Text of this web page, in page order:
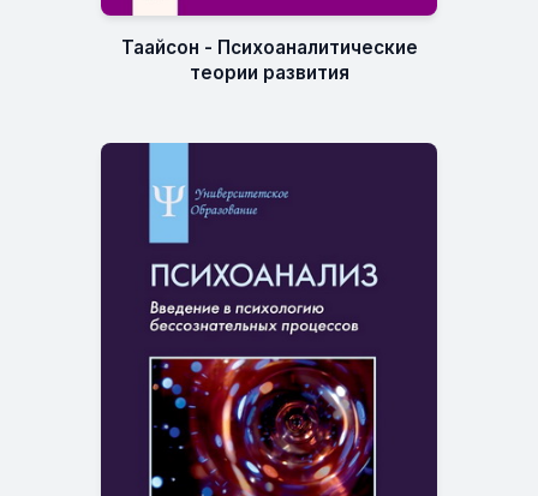
Таайсон - Психоаналитические
теории развития